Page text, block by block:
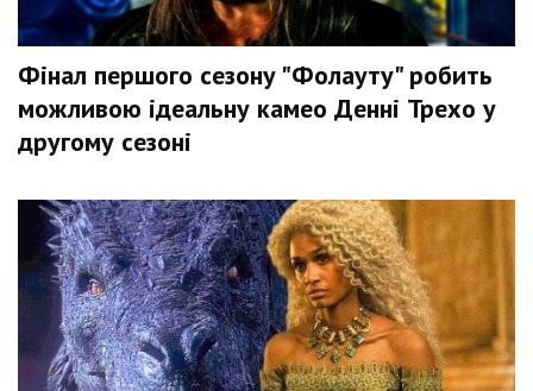
Фінал першого сезону "Фолауту" робить
можливою ідеальну камео Денні Трехо у
другому сезоні